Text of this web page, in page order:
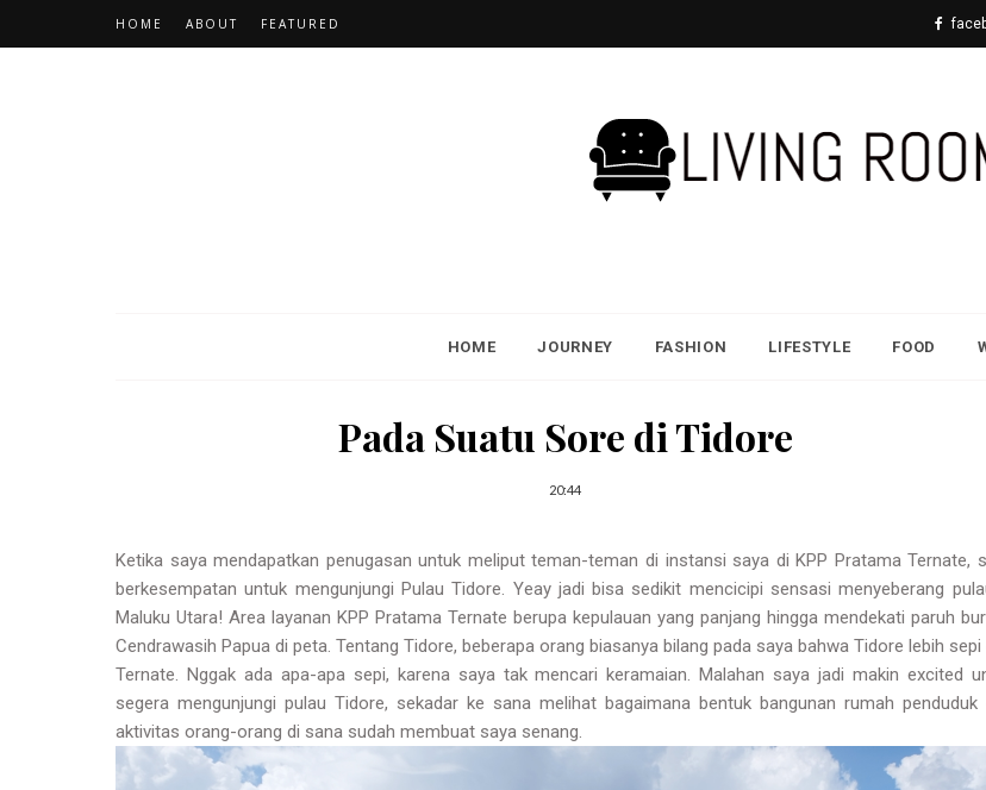
HOME ABOUT FEATURED
HOME JOURNEY FASHION LIFESTYLE FOOD
Pada Suatu Sore di Tidore
20:44
Ketika saya mendapatkan penugasan untuk meliput teman-teman di instansi saya di KPP Pratama Ternate,
berkesempatan untuk mengunjungi Pulau Tidore. Yeay jadi bisa sedikit mencicipi sensasi menyeberang
Maluku Utara! Area layanan KPP Pratama Ternate berupa kepulauan yang panjang hingga mendekati paruh
Cendrawasih Papua di peta. Tentang Tidore, beberapa orang biasanya bilang pada saya bahwa Tidore lebih sepi
Ternate. Nggak ada apa-apa sepi, karena saya tak mencari keramaian. Malahan saya jadi makin excited
segera mengunjungi pulau Tidore, sekadar ke sana melihat bagaimana bentuk bangunan rumah penduduk
aktivitas orang-orang di sana sudah membuat saya senang.